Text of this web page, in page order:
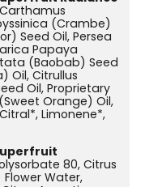
(Crambe)
Seed Oil, Persea
Papaya
(Baobab) Seed
Oil, Citrullus
Oil, Proprietary
Orange) Oil,
Limonene*,
80, Citrus
Water,